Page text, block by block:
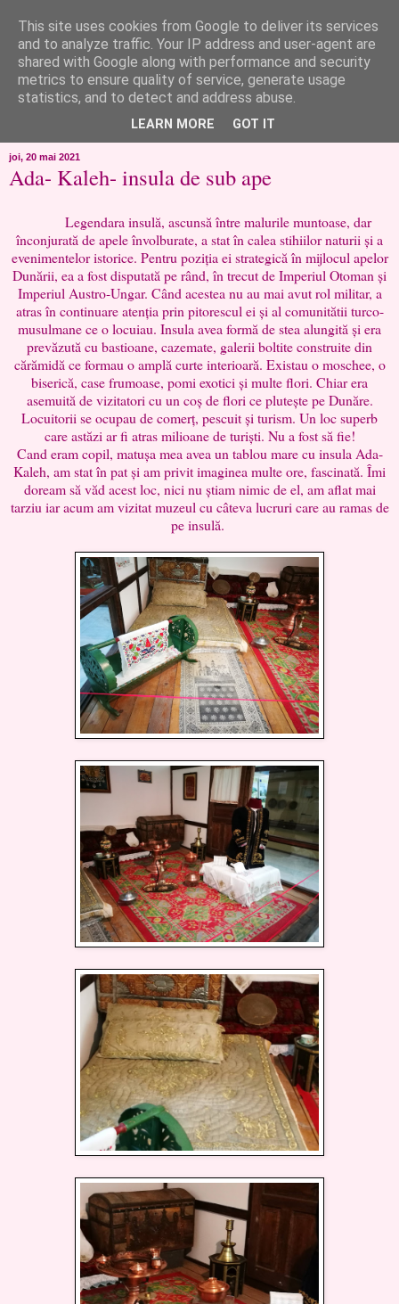
like ?...or not!
..de toate!!!!!..alandala...cum imi trec prin minte..si cum am
chef..incercate pe pielea mea..
joi, 20 mai 2021
Ada- Kaleh- insula de sub ape
Legendara insulă, ascunsă între malurile muntoase, dar
înconjurată de apele învolburate, a stat în calea stihiilor naturii și a
evenimentelor istorice. Pentru poziția ei strategică în mijlocul apelor
Dunării, ea a fost disputată pe rând, în trecut de Imperiul Otoman și
Imperiul Austro-Ungar. Când acestea nu au mai avut rol militar, a
atras în continuare atenția prin pitorescul ei și al comunitătii turco-
musulmane ce o locuiau. Insula avea formă de stea alungită și era
prevăzută cu bastioane, cazemate, galerii boltite construite din
cărămidă ce formau o amplă curte interioară. Existau o moschee, o
biserică, case frumoase, pomi exotici și multe flori. Chiar era
asemuită de vizitatori cu un coș de flori ce plutește pe Dunăre.
Locuitorii se ocupau de comerț, pescuit și turism. Un loc superb
care astăzi ar fi atras milioane de turiști. Nu a fost să fie!
Cand eram copil, matușa mea avea un tablou mare cu insula Ada-
Kaleh, am stat în pat și am privit imaginea multe ore, fascinată. Îmi
doream să văd acest loc, nici nu știam nimic de el, am aflat mai
tarziu iar acum am vizitat muzeul cu câteva lucruri care au ramas de
pe insulă.
This site uses cookies from Google to deliver its services
and to analyze traffic. Your IP address and user-agent are
shared with Google along with performance and security
metrics to ensure quality of service, generate usage
statistics, and to detect and address abuse.
LEARN MORE GOT IT